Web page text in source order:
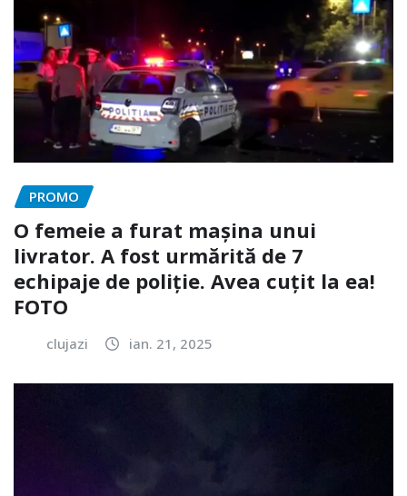
PROMO
O femeie a furat mașina unui
livrator. A fost urmărită de 7
echipaje de poliție. Avea cuțit la ea!
FOTO
clujazi ian. 21, 2025